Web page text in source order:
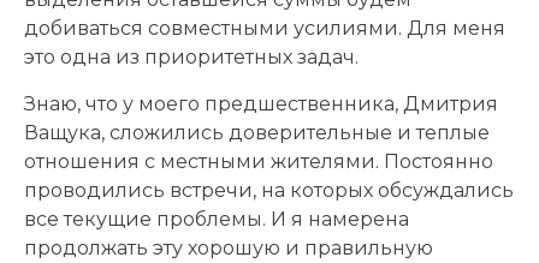
добиваться совместными усилиями. Для меня
это одна из приоритетных задач.
Знаю, что у моего предшественника, Дмитрия
Ващука, сложились доверительные и теплые
отношения с местными жителями. Постоянно
проводились встречи, на которых обсуждались
все текущие проблемы. И я намерена
продолжать эту хорошую и правильную